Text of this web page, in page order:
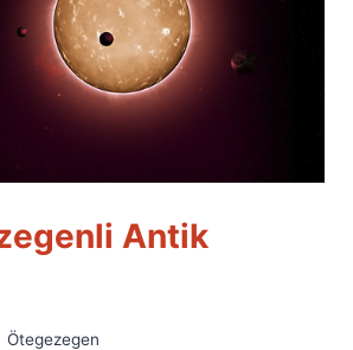
Antik
Ötegezegen